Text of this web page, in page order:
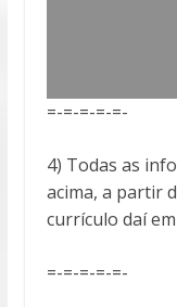
=-=-=-=-=-
4) Todas as
acima, a partir
currículo daí
=-=-=-=-=-